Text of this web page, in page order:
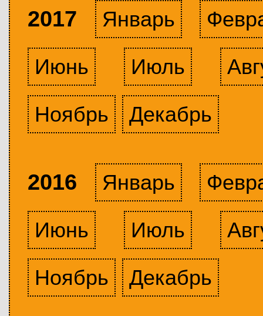
2017 Январь
Июнь
Июль
Ноябрь
Декабрь
2016 Январь
Июнь
Июль
Ноябрь
Декабрь